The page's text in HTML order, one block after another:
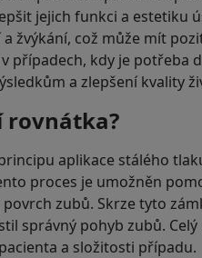
jejich funkci a estetiku
žvýkání, což může mít
případech, kdy je
a zlepšení kvality
rovnátka?
aplikace stálého
proces je umožněn
zubů. Skrze tyto
správný pohyb zubů.
a složitosti případu.